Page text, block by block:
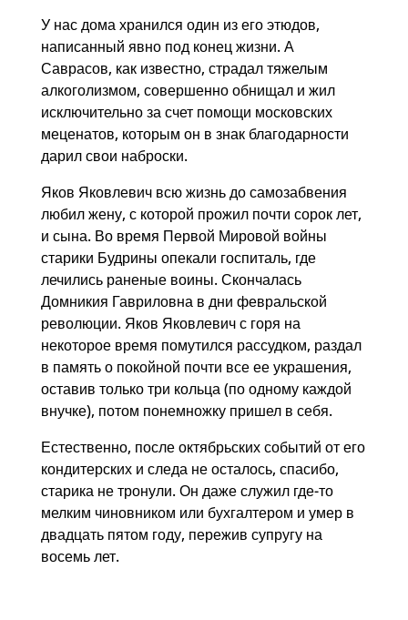
У нас дома хранился один из его этюдов,
написанный явно под конец жизни. А
Саврасов, как известно, страдал тяжелым
алкоголизмом, совершенно обнищал и жил
исключительно за счет помощи московских
меценатов, которым он в знак благодарности
дарил свои наброски.
Яков Яковлевич всю жизнь до самозабвения
любил жену, с которой прожил почти сорок лет,
и сына. Во время Первой Мировой войны
старики Будрины опекали госпиталь, где
лечились раненые воины. Скончалась
Домникия Гавриловна в дни февральской
революции. Яков Яковлевич с горя на
некоторое время помутился рассудком, раздал
в память о покойной почти все ее украшения,
оставив только три кольца (по одному каждой
внучке), потом понемножку пришел в себя.
Естественно, после октябрьских событий от его
кондитерских и следа не осталось, спасибо,
старика не тронули. Он даже служил где-то
мелким чиновником или бухгалтером и умер в
двадцать пятом году, пережив супругу на
восемь лет.